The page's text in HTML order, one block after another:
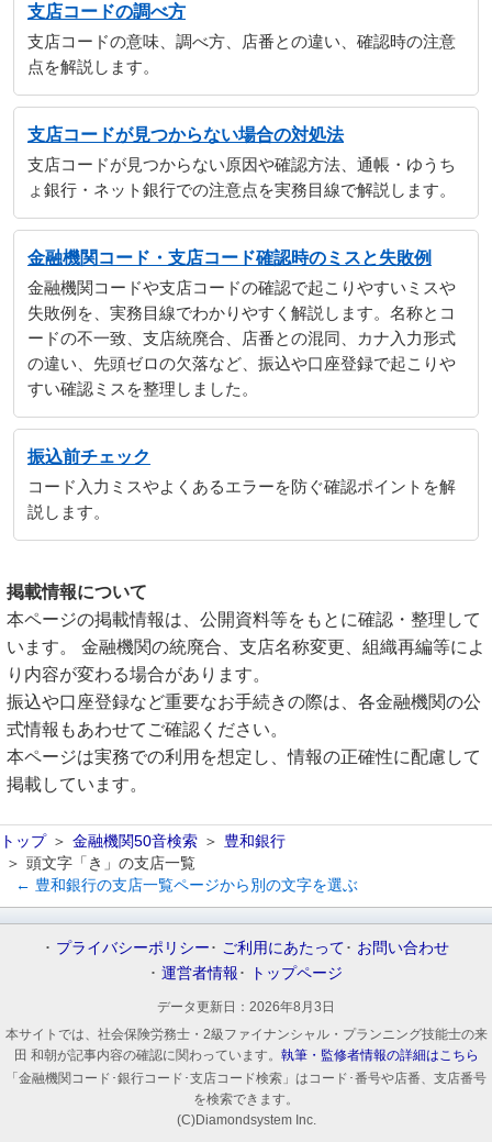
支店コードの調べ方
支店コードの意味、調べ方、店番との違い、確認時の注意
点を解説します。
支店コードが見つからない場合の対処法
支店コードが見つからない原因や確認方法、通帳・ゆうち
ょ銀行・ネット銀行での注意点を実務目線で解説します。
金融機関コード・支店コード確認時のミスと失敗例
金融機関コードや支店コードの確認で起こりやすいミスや
失敗例を、実務目線でわかりやすく解説します。名称とコ
ードの不一致、支店統廃合、店番との混同、カナ入力形式
の違い、先頭ゼロの欠落など、振込や口座登録で起こりや
すい確認ミスを整理しました。
振込前チェック
コード入力ミスやよくあるエラーを防ぐ確認ポイントを解
説します。
掲載情報について
本ページの掲載情報は、公開資料等をもとに確認・整理して
います。 金融機関の統廃合、支店名称変更、組織再編等によ
り内容が変わる場合があります。
振込や口座登録など重要なお手続きの際は、各金融機関の公
式情報もあわせてご確認ください。
本ページは実務での利用を想定し、情報の正確性に配慮して
掲載しています。
トップ 金融機関50音検索
豊和銀行
頭文字「き」の支店一覧
← 豊和銀行の支店一覧ページから別の文字を選ぶ
プライバシーポリシー ご利用にあたって
お問い合わせ
運営者情報
トップページ
データ更新日： 2026年8月3日
本サイトでは、社会保険労務士・2級ファイナンシャル・プランニング技能士の来
田 和朝が記事内容の確認に関わっています。 執筆・監修者情報の詳細はこちら
「金融機関コード･銀行コード･支店コード検索」はコード･番号や店番、支店番号
を検索できます。
(C)Diamondsystem Inc.